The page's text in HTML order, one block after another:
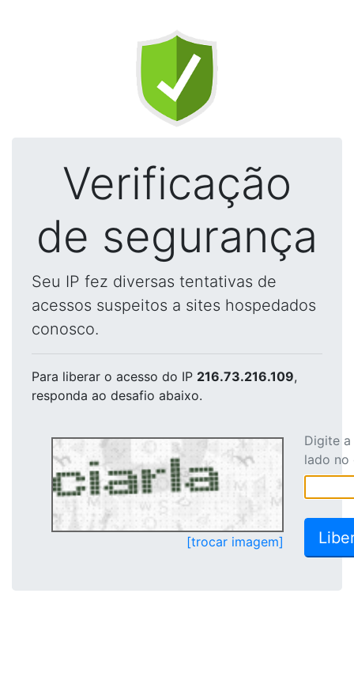
Verificação
de segurança
Seu IP fez diversas tentativas de
acessos suspeitos a sites hospedados
conosco.
Para liberar o acesso do IP 216.73.216.109,
responda ao desafio abaixo.
[trocar imagem]
Digite
lado no